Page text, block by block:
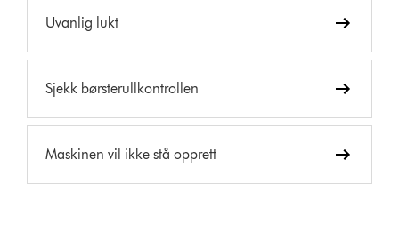
Uvanlig lukt
Sjekk børsterullkontrollen
Maskinen vil ikke stå opprett